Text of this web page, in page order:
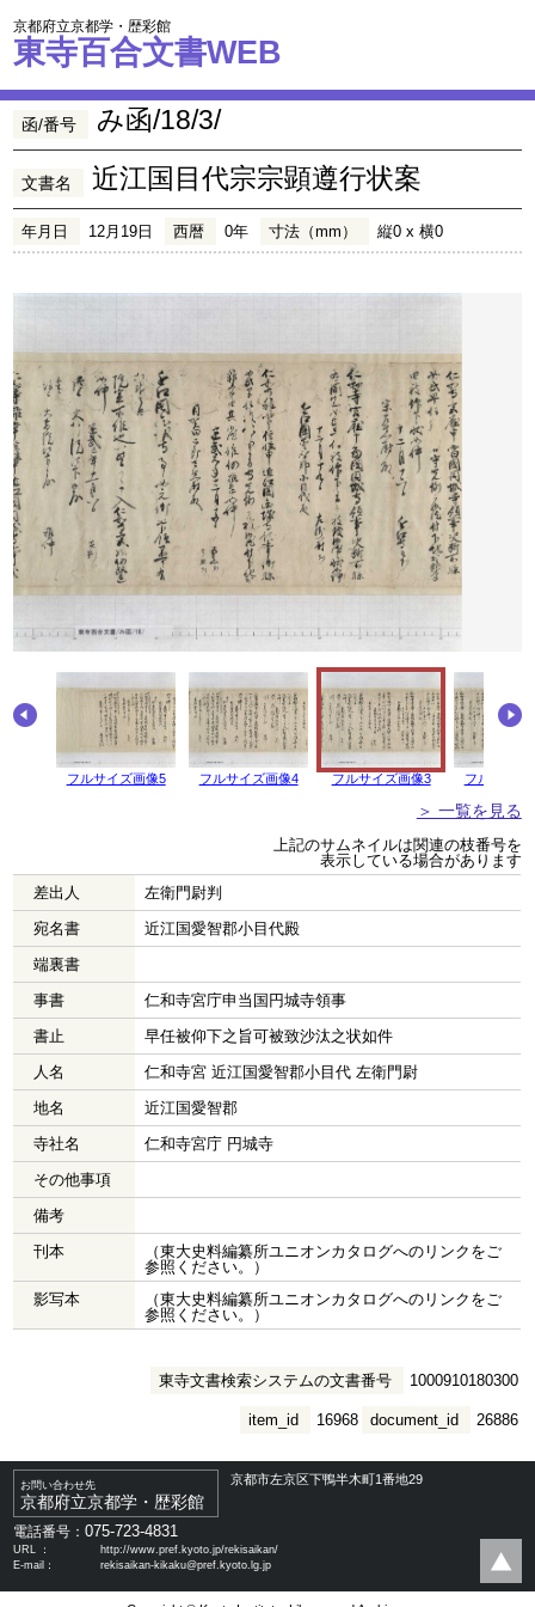
京都府立京都学・歴彩館
東寺百合文書WEB
函/番号 み函/18/3/
文書名 近江国目代宗宗顕遵行状案
年月日 12月19日 西暦 0年 寸法（mm） 縦0 x 横0
フルサイズ画像5 フルサイズ画像4 フルサイズ画像3 フルサイズ
＞ 一覧を見る
上記のサムネイルは関連の枝番号を
表示している場合があります
差出人
左衛門尉判
宛名書
近江国愛智郡小目代殿
端裏書
事書
仁和寺宮庁申当国円城寺領事
書止
早任被仰下之旨可被致沙汰之状如件
人名
仁和寺宮 近江国愛智郡小目代 左衛門尉
地名
近江国愛智郡
寺社名
仁和寺宮庁 円城寺
その他事項
備考
刊本
（東大史料編纂所ユニオンカタログへのリンクをご
参照ください。）
影写本
（東大史料編纂所ユニオンカタログへのリンクをご
参照ください。）
東寺文書検索システムの文書番号 1000910180300
document_id 26886
item_id 16968
お問い合わせ先
京都府立京都学・歴彩館
京都市左京区下鴨半木町1番地29
電話番号：075-723-4831
URL ：
http://www.pref.kyoto.jp/rekisaikan/
E-mail：
rekisaikan-kikaku@pref.kyoto.lg.jp